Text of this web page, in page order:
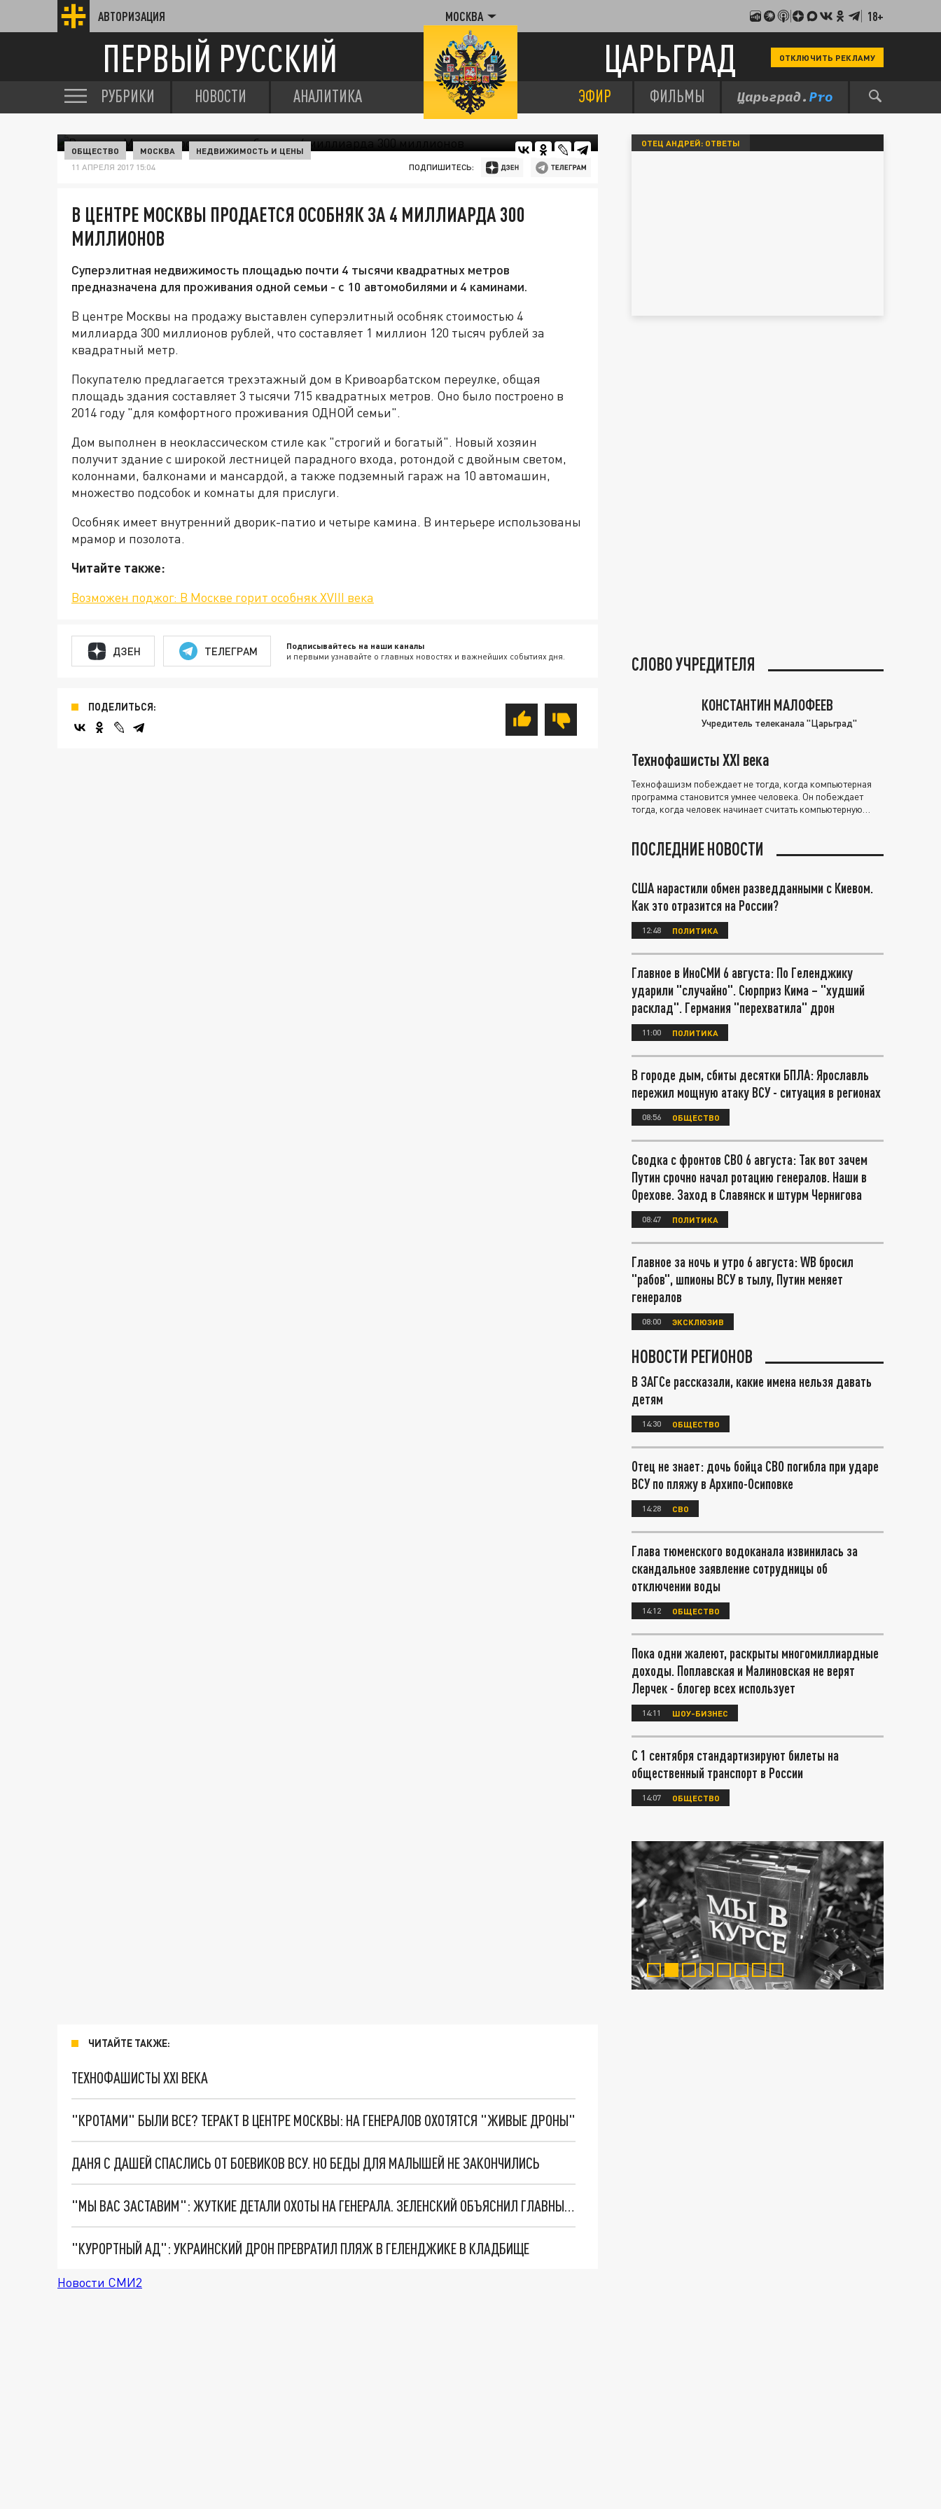
АВТОРИЗАЦИЯ МОСКВА 18+
ПЕРВЫЙ РУССКИЙ ЦАРЬГРАД ОТКЛЮЧИТЬ РЕКЛАМУ
РУБРИКИ НОВОСТИ АНАЛИТИКА ЭФИР ФИЛЬМЫ
ОБЩЕСТВО МОСКВА НЕДВИЖИМОСТЬ И ЦЕНЫ
11 АПРЕЛЯ 2017 15:04 ПОДПИШИТЕСЬ:
В ЦЕНТРЕ МОСКВЫ ПРОДАЕТСЯ ОСОБНЯК ЗА 4 МИЛЛИАРДА 300
МИЛЛИОНОВ
Суперэлитная недвижимость площадью почти 4 тысячи квадратных метров
предназначена для проживания одной семьи - с 10 автомобилями и 4 каминами.
В центре Москвы на продажу выставлен суперэлитный особняк стоимостью 4
миллиарда 300 миллионов рублей, что составляет 1 миллион 120 тысяч рублей за
квадратный метр.
Покупателю предлагается трехэтажный дом в Кривоарбатском переулке, общая
площадь здания составляет 3 тысячи 715 квадратных метров. Оно было построено в
2014 году "для комфортного проживания ОДНОЙ семьи".
Дом выполнен в неоклассическом стиле как "строгий и богатый". Новый хозяин
получит здание с широкой лестницей парадного входа, ротондой с двойным светом,
колоннами, балконами и мансардой, а также подземный гараж на 10 автомашин,
множество подсобок и комнаты для прислуги.
Особняк имеет внутренний дворик-патио и четыре камина. В интерьере использованы
мрамор и позолота.
Читайте также:
Возможен поджог: В Москве горит особняк XVIII века
ДЗЕН ТЕЛЕГРАМ Подписывайтесь на наши каналы
и первыми узнавайте о главных новостях и важнейших событиях дня.
ПОДЕЛИТЬСЯ:
ЧИТАЙТЕ ТАКЖЕ:
ТЕХНОФАШИСТЫ XXI ВЕКА
"КРОТАМИ" БЫЛИ ВСЕ? ТЕРАКТ В ЦЕНТРЕ МОСКВЫ: НА ГЕНЕРАЛОВ ОХОТЯТСЯ "ЖИВЫЕ ДРОНЫ"
ДАНЯ С ДАШЕЙ СПАСЛИСЬ ОТ БОЕВИКОВ ВСУ. НО БЕДЫ ДЛЯ МАЛЫШЕЙ НЕ ЗАКОНЧИЛИСЬ
"МЫ ВАС ЗАСТАВИМ": ЖУТКИЕ ДЕТАЛИ ОХОТЫ НА ГЕНЕРАЛА. ЗЕЛЕНСКИЙ ОБЪЯСНИЛ ГЛАВНЫЙ СМЫСЛ ТЕРАКТА В ЦЕНТРЕ МОСКВЫ
"КУРОРТНЫЙ АД": УКРАИНСКИЙ ДРОН ПРЕВРАТИЛ ПЛЯЖ В ГЕЛЕНДЖИКЕ В КЛАДБИЩЕ
Новости СМИ2
ОТЕЦ АНДРЕЙ: ОТВЕТЫ
СЛОВО УЧРЕДИТЕЛЯ
КОНСТАНТИН МАЛОФЕЕВ
Учредитель телеканала "Царьград"
Технофашисты XXI века
Технофашизм побеждает не тогда, когда компьютерная
программа становится умнее человека. Он побеждает
тогда, когда человек начинает считать компьютерную
ПОСЛЕДНИЕ НОВОСТИ
США нарастили обмен разведданными с Киевом.
Как это отразится на России?
12:48 ПОЛИТИКА
Главное в ИноСМИ 6 августа: По Геленджику
ударили "случайно". Сюрприз Кима – "худший
расклад". Германия "перехватила" дрон
11:00 ПОЛИТИКА
В городе дым, сбиты десятки БПЛА: Ярославль
пережил мощную атаку ВСУ - ситуация в регионах
08:56 ОБЩЕСТВО
Сводка с фронтов СВО 6 августа: Так вот зачем
Путин срочно начал ротацию генералов. Наши в
Орехове. Заход в Славянск и штурм Чернигова
08:47 ПОЛИТИКА
Главное за ночь и утро 6 августа: WB бросил
"рабов", шпионы ВСУ в тылу, Путин меняет
генералов
08:00 ЭКСКЛЮЗИВ
НОВОСТИ РЕГИОНОВ
В ЗАГСе рассказали, какие имена нельзя давать
детям
14:30 ОБЩЕСТВО
Отец не знает: дочь бойца СВО погибла при ударе
ВСУ по пляжу в Архипо-Осиповке
14:28 СВО
Глава тюменского водоканала извинилась за
скандальное заявление сотрудницы об
отключении воды
14:12 ОБЩЕСТВО
Пока одни жалеют, раскрыты многомиллиардные
доходы. Поплавская и Малиновская не верят
Лерчек - блогер всех использует
14:11 ШОУ-БИЗНЕС
С 1 сентября стандартизируют билеты на
общественный транспорт в России
14:07 ОБЩЕСТВО